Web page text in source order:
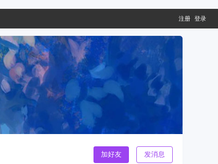
注册 登录
加好友 发消息